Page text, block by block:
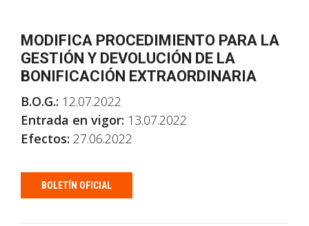
MODIFICA PROCEDIMIENTO PARA LA
GESTIÓN Y DEVOLUCIÓN DE LA
BONIFICACIÓN EXTRAORDINARIA
B.O.G.: 12.07.2022
Entrada en vigor: 13.07.2022
Efectos: 27.06.2022
BOLETÍN OFICIAL